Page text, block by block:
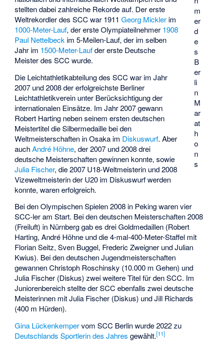
m
er
d
e
s
B
er
li
n
M
ar
at
h
o
n
s
stellten dabei zahlreiche Rekorde auf. Der erste
Weltrekordler des SCC war 1911Georg Mickler im
1000-Meter-Lauf, der erste Olympiateilnehmer 1908
Paul Nettelbeck im 5-Meilen-Lauf, der im selben
Jahr im 1500-Meter-Laufder erste Deutsche
Meister des SCC wurde.
Die Leichtathletikabteilung des SCC war im Jahr
2007 und 2008 der erfolgreichste Berliner
Leichtathletikverein unter Berücksichtigung der
internationalen Einsätze. Im Jahr 2007 gewann
Robert Harting neben seinem ersten deutschen
Meistertitel die Silbermedaille bei den
Weltmeisterschaften in Osaka im Diskuswurf. Aber
auchAndré Höhne, der 2007 und 2008 drei
deutsche Meisterschaften gewinnen konnte, sowie
Julia Fischer, die 2007 U18-Weltmeisterin und 2008
Vizeweltmeisterin der U20 im Diskuswurf werden
konnte, waren erfolgreich.
Bei den Olympischen Spielen 2008 in Peking waren vier
SCC-ler am Start. Bei den deutschen Meisterschaften 2008
(Freiluft) in Nürnberg gab es drei Goldmedaillen (Robert
Harting, André Höhne und die 4-mal-400-Meter-Staffel mit
Florian Seitz, Sven Buggel, Frederic Zweigner und Julian
Kwius). Bei den deutschen Jugendmeisterschaften
gewannen Christoph Roschinsky (10.000 m Gehen) und
Julia Fischer (Diskus) zwei weitere Titel für den SCC. Im
Juniorenbereich stellte der SCC ebenfalls zwei deutsche
Meisterinnen mit Julia Fischer (Diskus) und Jill Richards
(400 m Hürden).
Gina Lückenkempervom SCC Berlin wurde 2022 zu
Deutschlands Sportlerin des Jahres gewählt.[11]